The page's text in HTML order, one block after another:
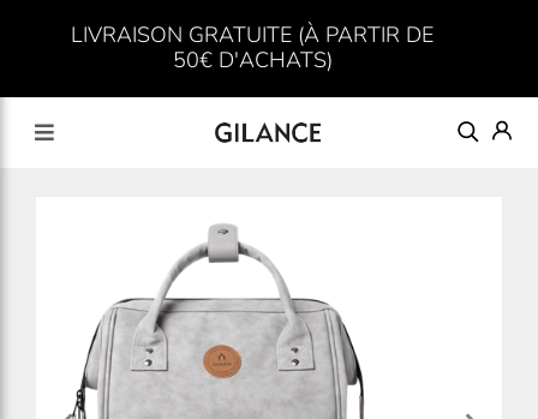
LIVRAISON GRATUITE (À PARTIR DE
50€ D'ACHATS)